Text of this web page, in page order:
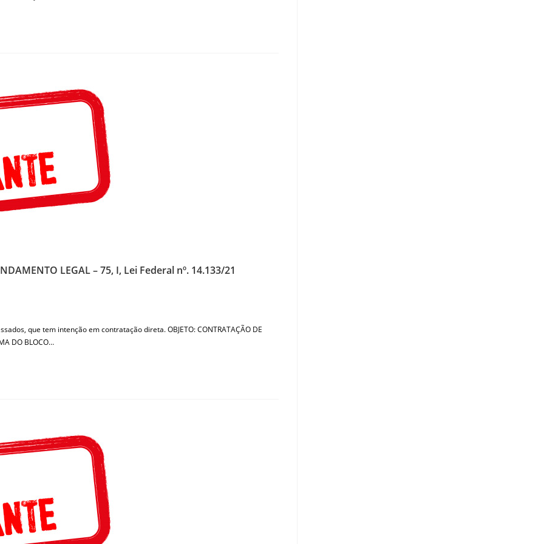
LEGAL – 75, I, Lei Federal nº. 14.133/21
que tem intenção em contratação direta. OBJETO: CONTRATAÇÃO DE
DO BLOCO…